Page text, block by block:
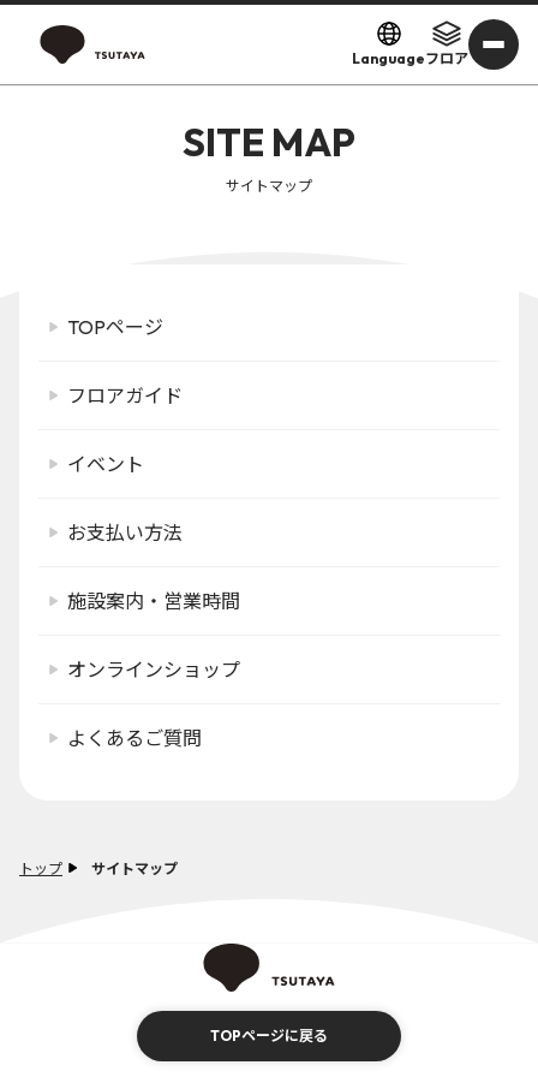
Languageフロア
トップ サイトマップ
SITE MAP
サイトマップ
TOPページ
フロアガイド
イベント
お支払い方法
施設案内・営業時間
オンラインショップ
よくあるご質問
TOPページに戻る